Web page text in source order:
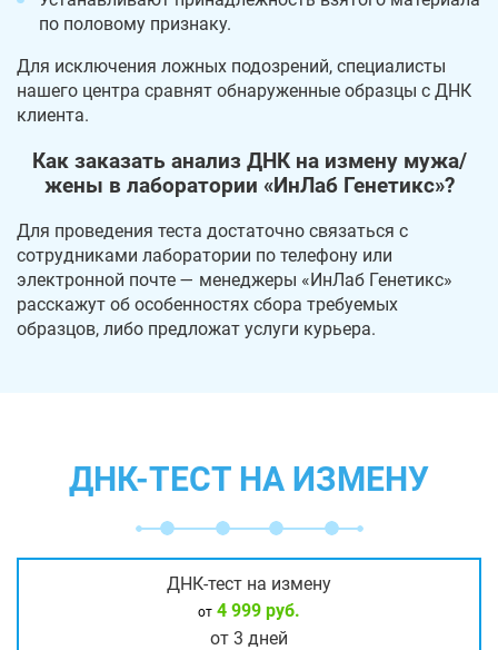
по половому признаку.
Для исключения ложных подозрений, специалисты
нашего центра сравнят обнаруженные образцы с ДНК
клиента.
Как заказать анализ ДНК на измену мужа/
жены в лаборатории «ИнЛаб Генетикс»?
Для проведения теста достаточно связаться с
сотрудниками лаборатории по телефону или
электронной почте — менеджеры «ИнЛаб Генетикс»
расскажут об особенностях сбора требуемых
образцов, либо предложат услуги курьера.
ДНК-ТЕСТ НА ИЗМЕНУ
ДНК-тест на измену
от 4 999 руб.
от 3 дней